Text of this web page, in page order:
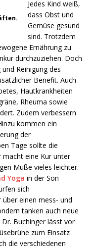
Jedes Kind weiß,
dass Obst und
Gemüse gesund
sind. Trotzdem
Ernährung zu
durchzuziehen. Doch
Reinigung des
Benefit. Auch
Hautkrankheiten
Rheuma sowie
Zudem verbessern
kommen ein
der
Tage sollte die
macht eine Kur unter
Muße vieles leichter.
Yoga in der Son
sich
einen mess- und
tanken auch neue
Buchinger lässt vor
zum Einsatz
die verschiedenen